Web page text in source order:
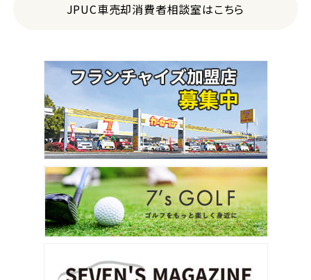
JPUC車売却消費者相談室はこちら